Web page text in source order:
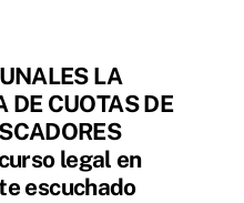
LA
DE CUOTAS DE
legal en
escuchado